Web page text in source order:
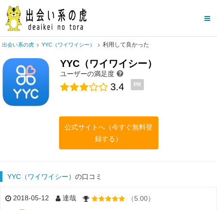
出会い系の虎 YYC（ワイワイシー） 利用して良かった
YYC（ワイワイシー）
ユーザーの満足度
3.4 PR
公式サイトへ（今すぐ無料登
録する）
YYC（ワイワイシー） の口コミ
2018-05-12 達哉 （5.00）